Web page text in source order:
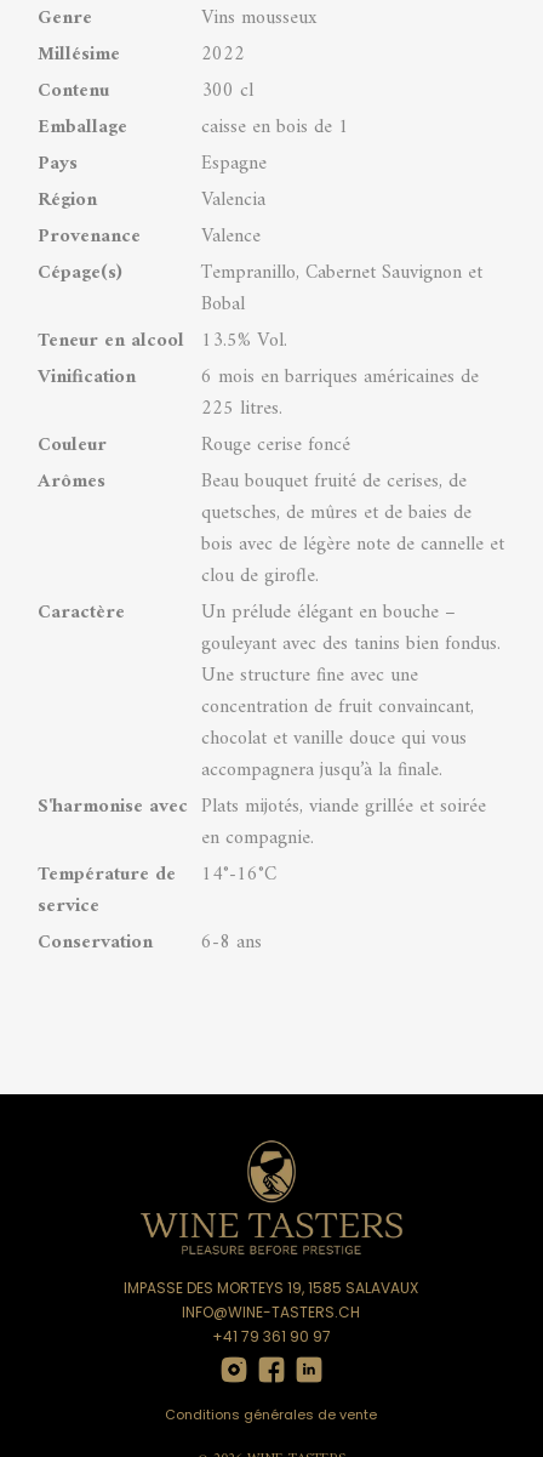
DOP
quantity
Genre
Vins mousseux
Millésime
2022
Contenu
300 cl
Emballage
caisse en bois de 1
Pays
Espagne
Région
Valencia
Provenance
Valence
Cépage(s)
Tempranillo, Cabernet Sauvignon et
Bobal
Teneur en alcool
13.5% Vol.
Vinification
6 mois en barriques américaines de
225 litres.
Couleur
Rouge cerise foncé
Arômes
Beau bouquet fruité de cerises, de
quetsches, de mûres et de baies de
bois avec de légère note de cannelle et
clou de girofle.
Caractère
Un prélude élégant en bouche –
gouleyant avec des tanins bien fondus.
Une structure fine avec une
concentration de fruit convaincant,
chocolat et vanille douce qui vous
accompagnera jusqu’à la finale.
S'harmonise avec Plats mijotés, viande grillée et soirée
en compagnie.
Température de
service
14°-16°C
Conservation
6-8 ans
IMPASSE DES MORTEYS 19, 1585 SALAVAUX
INFO@WINE-TASTERS.CH
+41 79 361 90 97
Conditions générales de vente